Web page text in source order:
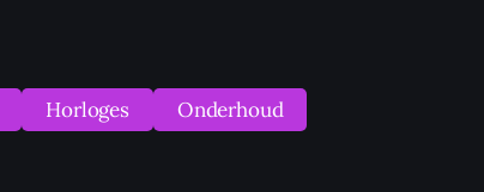
Horloges
Onderhoud